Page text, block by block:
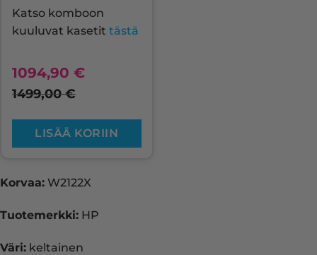
Katso komboon
kuuluvat kasetit tästä
1094,90 €
1499,00€
LISÄÄ KORIIN
Korvaa: W2122X
Tuotemerkki: HP
Väri: keltainen